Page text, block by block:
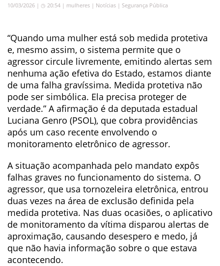
10/03/2026 | ◷ 20:54 | mulheres | Notícias | Segurança Pública
“Quando uma mulher está sob medida protetiva
e, mesmo assim, o sistema permite que o
agressor circule livremente, emitindo alertas sem
nenhuma ação efetiva do Estado, estamos diante
de uma falha gravíssima. Medida protetiva não
pode ser simbólica. Ela precisa proteger de
verdade.” A afirmação é da deputada estadual
Luciana Genro (PSOL), que cobra providências
após um caso recente envolvendo o
monitoramento eletrônico de agressor.
A situação acompanhada pelo mandato expôs
falhas graves no funcionamento do sistema. O
agressor, que usa tornozeleira eletrônica, entrou
duas vezes na área de exclusão definida pela
medida protetiva. Nas duas ocasiões, o aplicativo
de monitoramento da vítima disparou alertas de
aproximação, causando desespero e medo, já
que não havia informação sobre o que estava
acontecendo.